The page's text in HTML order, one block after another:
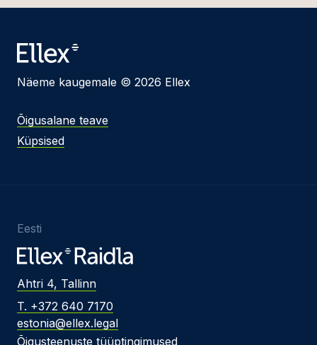
Näeme kaugemale © 2026 Ellex
Õigusalane teave
Küpsised
Eesti
Ahtri 4, Tallinn
T. +372 640 7170
estonia@ellex.legal
Õigusteenuste tüüptingimused